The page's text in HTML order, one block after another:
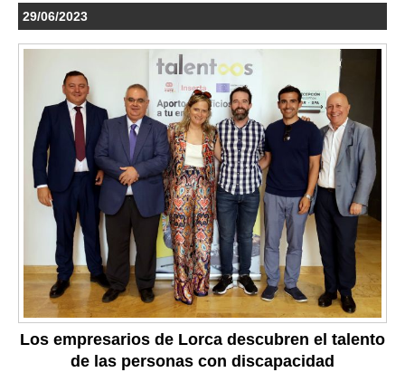
29/06/2023
Los empresarios de Lorca descubren el talento
de las personas con discapacidad